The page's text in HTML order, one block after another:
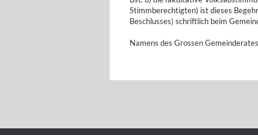
Stimmberechtigten) ist dieses
Beschlusses) schriftlich beim
Namens des Grossen